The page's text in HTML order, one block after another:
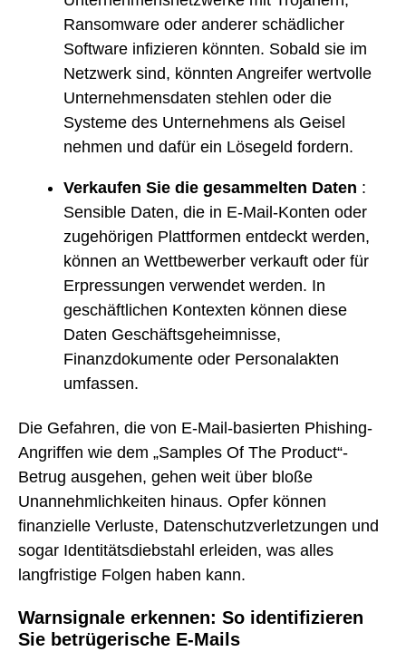
Ransomware oder anderer schädlicher
Software infizieren könnten. Sobald sie im
Netzwerk sind, könnten Angreifer wertvolle
Unternehmensdaten stehlen oder die
Systeme des Unternehmens als Geisel
nehmen und dafür ein Lösegeld fordern.
Verkaufen Sie die gesammelten Daten :
Sensible Daten, die in E-Mail-Konten oder
zugehörigen Plattformen entdeckt werden,
können an Wettbewerber verkauft oder für
Erpressungen verwendet werden. In
geschäftlichen Kontexten können diese
Daten Geschäftsgeheimnisse,
Finanzdokumente oder Personalakten
umfassen.
Die Gefahren, die von E-Mail-basierten Phishing-
Angriffen wie dem „Samples Of The Product“-
Betrug ausgehen, gehen weit über bloße
Unannehmlichkeiten hinaus. Opfer können
finanzielle Verluste, Datenschutzverletzungen und
sogar Identitätsdiebstahl erleiden, was alles
langfristige Folgen haben kann.
Warnsignale erkennen: So identifizieren
Sie betrügerische E-Mails